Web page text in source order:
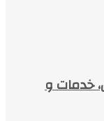
خدمات و